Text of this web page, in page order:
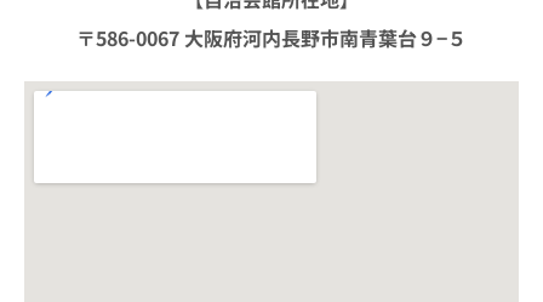
〒586-0067 大阪府河内長野市南青葉台９−５